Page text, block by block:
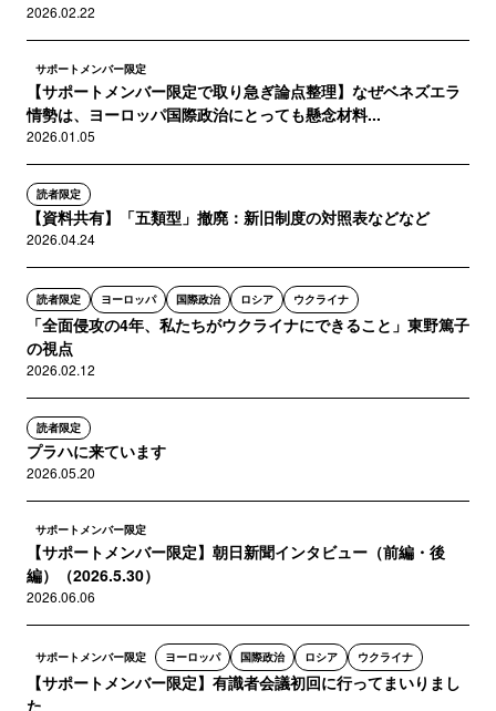
2026.02.22
サポートメンバー限定
【サポートメンバー限定で取り急ぎ論点整理】なぜベネズエラ
情勢は、ヨーロッパ国際政治にとっても懸念材料...
2026.01.05
読者限定
【資料共有】「五類型」撤廃：新旧制度の対照表などなど
2026.04.24
読者限定 ヨーロッパ 国際政治 ロシア ウクライナ
「全面侵攻の4年、私たちがウクライナにできること」東野篤子
の視点
2026.02.12
読者限定
プラハに来ています
2026.05.20
サポートメンバー限定
【サポートメンバー限定】朝日新聞インタビュー（前編・後
編）（2026.5.30）
2026.06.06
サポートメンバー限定 ヨーロッパ 国際政治 ロシア ウクライナ
【サポートメンバー限定】有識者会議初回に行ってまいりまし
た